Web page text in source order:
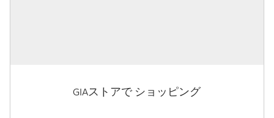
GIAストアで ショッピング